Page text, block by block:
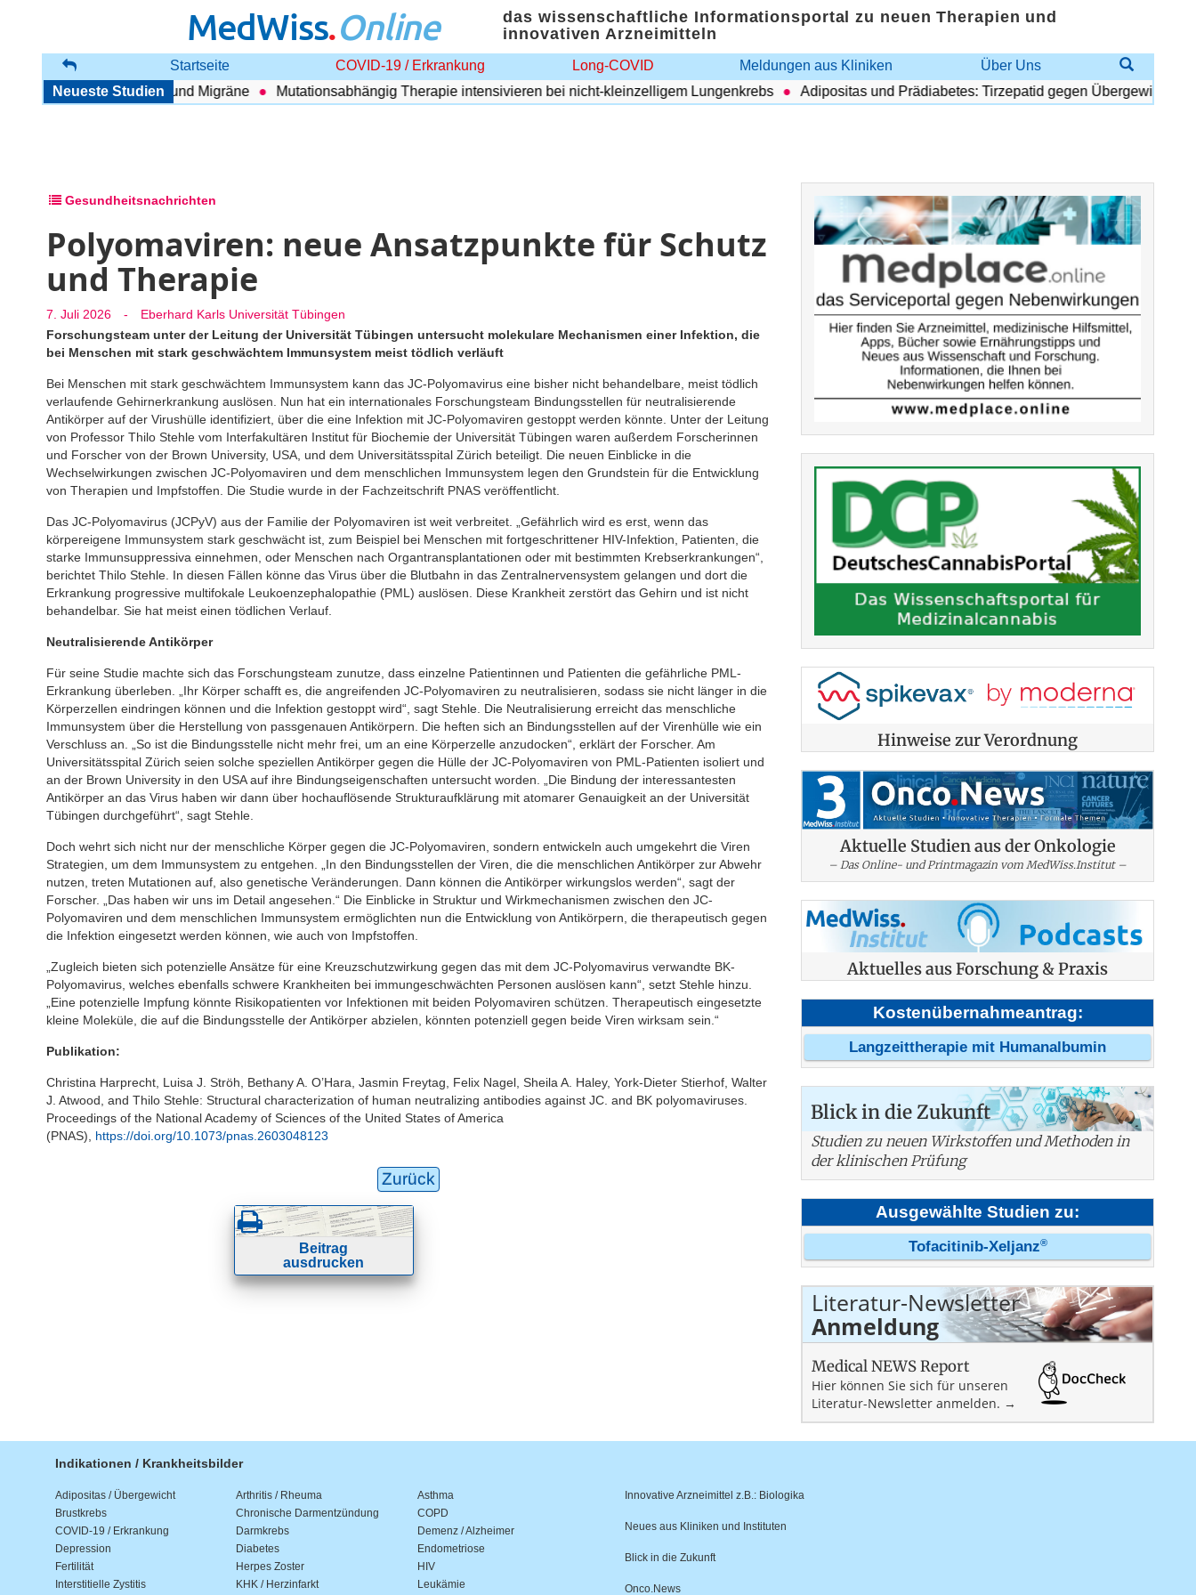
MedWiss.Online
das wissenschaftliche Informationsportal zu neuen Therapien und
innovativen Arzneimitteln
Startseite COVID-19 / Erkrankung Long-COVID Meldungen aus Kliniken
Über Uns
Neueste Studien
zwischen COPD und Migräne Mutationsabhängig Therapie intensivieren bei nicht-kleinzelligem Lungenkrebs Adipositas und Prädiabetes: Tirzepatid gegen Übergewicht und
Gesundheitsnachrichten
Polyomaviren: neue Ansatzpunkte für Schutz
und Therapie
7. Juli 2026 -
Eberhard Karls Universität Tübingen
Forschungsteam unter der Leitung der Universität Tübingen untersucht molekulare Mechanismen einer Infektion, die
bei Menschen mit stark geschwächtem Immunsystem meist tödlich verläuft
Bei Menschen mit stark geschwächtem Immunsystem kann das JC-Polyomavirus eine bisher nicht behandelbare, meist tödlich
verlaufende Gehirnerkrankung auslösen. Nun hat ein internationales Forschungsteam Bindungsstellen für neutralisierende
Antikörper auf der Virushülle identifiziert, über die eine Infektion mit JC-Polyomaviren gestoppt werden könnte. Unter der Leitung
von Professor Thilo Stehle vom Interfakultären Institut für Biochemie der Universität Tübingen waren außerdem Forscherinnen
und Forscher von der Brown University, USA, und dem Universitätsspital Zürich beteiligt. Die neuen Einblicke in die
Wechselwirkungen zwischen JC-Polyomaviren und dem menschlichen Immunsystem legen den Grundstein für die Entwicklung
von Therapien und Impfstoffen. Die Studie wurde in der Fachzeitschrift PNAS veröffentlicht.
Das JC-Polyomavirus (JCPyV) aus der Familie der Polyomaviren ist weit verbreitet. „Gefährlich wird es erst, wenn das
körpereigene Immunsystem stark geschwächt ist, zum Beispiel bei Menschen mit fortgeschrittener HIV-Infektion, Patienten, die
starke Immunsuppressiva einnehmen, oder Menschen nach Organtransplantationen oder mit bestimmten Krebserkrankungen“,
berichtet Thilo Stehle. In diesen Fällen könne das Virus über die Blutbahn in das Zentralnervensystem gelangen und dort die
Erkrankung progressive multifokale Leukoenzephalopathie (PML) auslösen. Diese Krankheit zerstört das Gehirn und ist nicht
behandelbar. Sie hat meist einen tödlichen Verlauf.
Neutralisierende Antikörper
Für seine Studie machte sich das Forschungsteam zunutze, dass einzelne Patientinnen und Patienten die gefährliche PML-
Erkrankung überleben. „Ihr Körper schafft es, die angreifenden JC-Polyomaviren zu neutralisieren, sodass sie nicht länger in die
Körperzellen eindringen können und die Infektion gestoppt wird“, sagt Stehle. Die Neutralisierung erreicht das menschliche
Immunsystem über die Herstellung von passgenauen Antikörpern. Die heften sich an Bindungsstellen auf der Virenhülle wie ein
Verschluss an. „So ist die Bindungsstelle nicht mehr frei, um an eine Körperzelle anzudocken“, erklärt der Forscher. Am
Universitätsspital Zürich seien solche speziellen Antikörper gegen die Hülle der JC-Polyomaviren von PML-Patienten isoliert und
an der Brown University in den USA auf ihre Bindungseigenschaften untersucht worden. „Die Bindung der interessantesten
Antikörper an das Virus haben wir dann über hochauflösende Strukturaufklärung mit atomarer Genauigkeit an der Universität
Tübingen durchgeführt“, sagt Stehle.
Doch wehrt sich nicht nur der menschliche Körper gegen die JC-Polyomaviren, sondern entwickeln auch umgekehrt die Viren
Strategien, um dem Immunsystem zu entgehen. „In den Bindungsstellen der Viren, die die menschlichen Antikörper zur Abwehr
nutzen, treten Mutationen auf, also genetische Veränderungen. Dann können die Antikörper wirkungslos werden“, sagt der
Forscher. „Das haben wir uns im Detail angesehen.“ Die Einblicke in Struktur und Wirkmechanismen zwischen den JC-
Polyomaviren und dem menschlichen Immunsystem ermöglichten nun die Entwicklung von Antikörpern, die therapeutisch gegen
die Infektion eingesetzt werden können, wie auch von Impfstoffen.
„Zugleich bieten sich potenzielle Ansätze für eine Kreuzschutzwirkung gegen das mit dem JC-Polyomavirus verwandte BK-
Polyomavirus, welches ebenfalls schwere Krankheiten bei immungeschwächten Personen auslösen kann“, setzt Stehle hinzu.
„Eine potenzielle Impfung könnte Risikopatienten vor Infektionen mit beiden Polyomaviren schützen. Therapeutisch eingesetzte
kleine Moleküle, die auf die Bindungsstelle der Antikörper abzielen, könnten potenziell gegen beide Viren wirksam sein.“
Publikation:
Christina Harprecht, Luisa J. Ströh, Bethany A. O’Hara, Jasmin Freytag, Felix Nagel, Sheila A. Haley, York-Dieter Stierhof, Walter
J. Atwood, and Thilo Stehle: Structural characterization of human neutralizing antibodies against JC. and BK polyomaviruses.
Proceedings of the National Academy of Sciences of the United States of America
(PNAS), https://doi.org/10.1073/pnas.2603048123
Zurück
Beitrag
ausdrucken
Hinweise zur Verordnung
Aktuelle Studien aus der Onkologie
– Das Online- und Printmagazin vom MedWiss.Institut –
Aktuelles aus Forschung & Praxis
Kostenübernahmeantrag:
Langzeittherapie mit Humanalbumin
Blick in die Zukunft
Studien zu neuen Wirkstoffen und Methoden in
der klinischen Prüfung
Ausgewählte Studien zu:
Tofacitinib-Xeljanz®
Literatur-Newsletter
Anmeldung
Medical NEWS Report
Hier können Sie sich für unseren
Literatur-Newsletter anmelden. →
Indikationen / Krankheitsbilder
Adipositas / Übergewicht Arthritis / Rheuma
Asthma
Brustkrebs
Chronische Darmentzündung
COPD
COVID-19 / Erkrankung
Darmkrebs
Demenz / Alzheimer
Depression
Diabetes
Endometriose
Fertilität
Herpes Zoster
HIV
Interstitielle Zystitis
KHK / Herzinfarkt Leukämie
Innovative Arzneimittel z.B.: Biologika
Neues aus Kliniken und Instituten
Blick in die Zukunft
Onco.News